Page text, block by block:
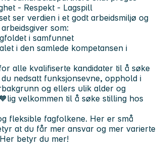
- Respekt - Lagspill
ser verdien i et godt arbeidsmiljø og
som:
i samfunnet
i den samlede kompetansen i
alle kvalifiserte kandidater til å søke
nedsatt funksjonsevne, opphold i
og ellers ulik alder og
velkommen til å søke stilling hos
fleksible fagfolkene. Her er små
at du får mer ansvar og mer varierte
Her betyr du mer!